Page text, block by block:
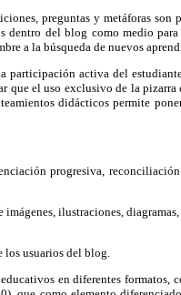
preguntas y metáforas son
del blog como medio para
a la búsqueda de nuevos
activa del
que el uso exclusivo de la pizarra
didácticos permite
progresiva,
ilustraciones,
los usuarios del blog.
en diferentes formatos,